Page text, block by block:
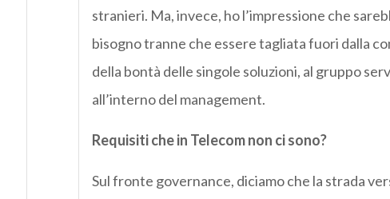
stranieri. Ma, invece, ho l’impressione che
bisogno tranne che essere tagliata fuori dalla
della bontà delle singole soluzioni, al gruppo
all’interno del management.
Requisiti che in Telecom non ci sono?
Sul fronte governance, diciamo che la strada